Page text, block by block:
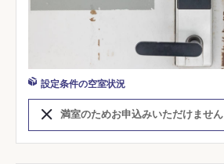
設定条件の空室状況
満室のためお申込みいただけません